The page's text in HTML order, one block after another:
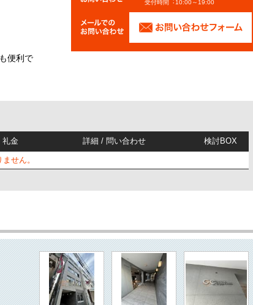
便利で
受付時間︓10:00～19:00
礼金 詳細 / 問い合わせ 検討BOX
せん。